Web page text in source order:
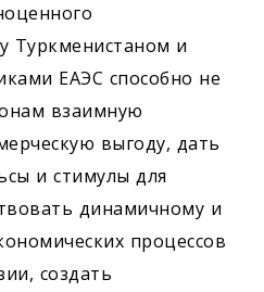
Туркменистаном и
ЕАЭС способно не
взаимную
выгоду, дать
и стимулы для
динамичному и
процессов
создать